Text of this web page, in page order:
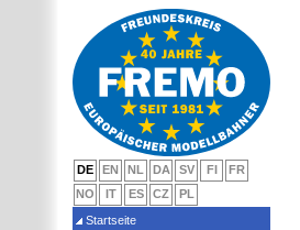
DE EN NL DA SV FI
FR
NO
IT ES CZ
PL
Startseite